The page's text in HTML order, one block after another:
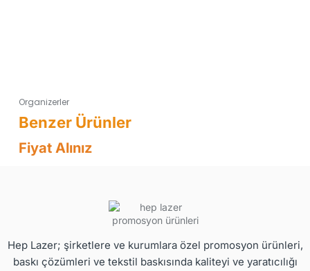
Organizerler
Fiyat Alınız
Hep Lazer; şirketlere ve kurumlara özel promosyon ürünleri,
baskı çözümleri ve tekstil baskısında kaliteyi ve yaratıcılığı